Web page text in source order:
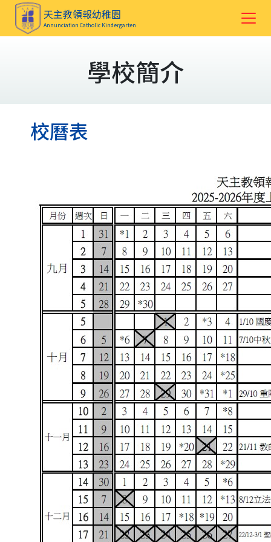
天主教領報幼稚園
Annunciation Catholic Kindergarten
學校簡介
校曆表